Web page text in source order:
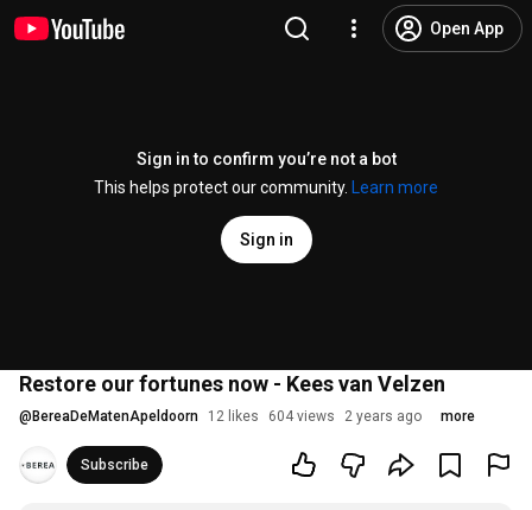
Open App
Sign in to confirm you’re not a bot
This helps protect our community.
Learn more
Sign in
Restore our fortunes now - Kees van Velzen
@ BereaDeMatenApeldoorn 12 likes 604 views 2 years ago more
Subscribe